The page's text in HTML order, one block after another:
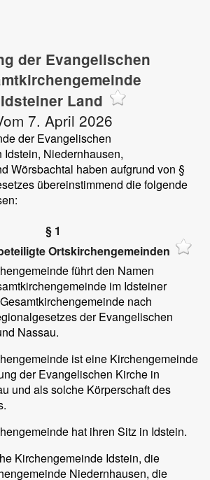
der Evangelischen
Land
7. April 2026
der Evangelischen
Niedernhausen,
Wörsbachtal haben aufgrund von §
übereinstimmend die folgende
§ 1
Ortskirchengemeinden
führt den Namen
im Idsteiner
nach
der Evangelischen
Nassau.
ist eine Kirchengemeinde
der Evangelischen Kirche in
und als solche Körperschaft des
hat ihren Sitz in Idstein.
Kirchengemeinde Idstein, die
Niedernhausen, die